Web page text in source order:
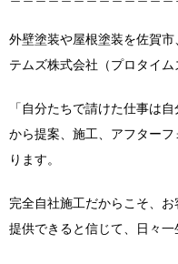
外壁塗装や屋根塗装を佐賀
テムズ株式会社（プロタイ
「自分たちで請けた仕事は
から提案、施工、アフター
ります。
完全自社施工だからこそ、
提供できると信じて、日々一